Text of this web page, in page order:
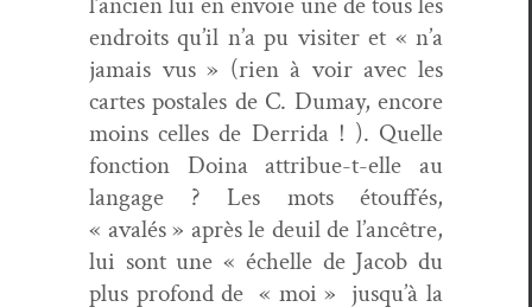
endroits qu’il n’a pu vis­iter et « n’a
jamais vus » (rien à voir avec les
cartes postales de C. Dumay, encore
moins celles de Der­ri­da ! ). Quelle
fonc­tion Doina attribue-t-elle au
lan­gage ? Les mots étouf­fés,
« avalés » après le deuil de l’ancêtre,
lui sont une « échelle de Jacob du
plus pro­fond de « moi » jusqu’à la